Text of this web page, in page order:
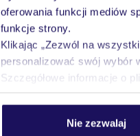
oferowania funkcji mediów
funkcje strony.
Klikając „Zezwól na
personalizować swój wybór
Szczegółowe informacje o
Nie zezwalaj
Całodobowa recepcja
hotelu
Winda Liczba